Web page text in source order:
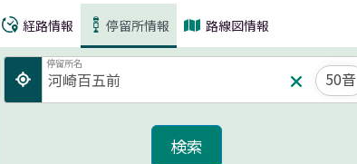
経路情報 停留所情報 路線図情報
停留所名
50音